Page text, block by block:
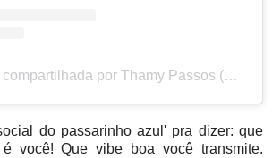
Uma publicação compartilhada por Thamy Passos (@thamy.passos)
do passarinho azul' pra dizer: que
você! Que vibe boa você transmite.